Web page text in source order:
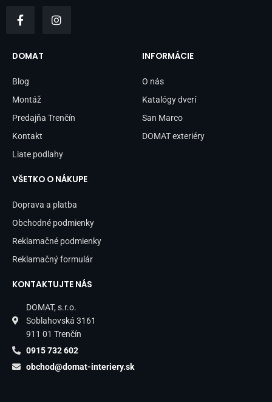
a
b
o
k
-
n
DOMAT
Blog
Montáž
Predajňa Trenčín
Kontakt
Liate podlahy
INFORMÁCIE
O nás
Katalógy dverí
San Marco
DOMAT exteriéry
VŠETKO O NÁKUPE
Doprava a platba
Obchodné podmienky
Reklamačné podmienky
Reklamačný formulár
KONTAKTUJTE NÁS
DOMAT, s.r.o.
Soblahovská 3161
911 01 Trenčín
0915 732 602
obchod@domat-interiery.sk